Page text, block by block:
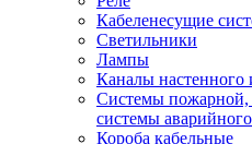
Кабеленесущие
Светильники
Лампы
Каналы настенного
Системы пожарной,
системы
Короба кабельные